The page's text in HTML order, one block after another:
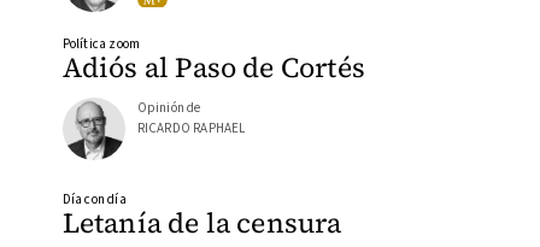
Adiós al Paso de Cortés
Política zoom
Opinión de
RICARDO RAPHAEL
Letanía de la censura
Día con día